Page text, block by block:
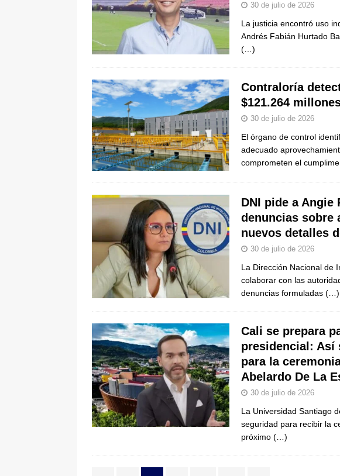
30 de julio de 2026
La justicia encontró uso
Andrés Fabián Hurtado
(…)
Contraloría
$121.264
30 de julio de 2026
El órgano de control
adecuado
comprometen el
DNI pide a Angie
denuncias sobre
nuevos detalles
30 de julio de 2026
La Dirección Nacional de
colaborar con las
denuncias formuladas (…)
Cali se prepara
presidencial: Así
para la
Abelardo De La
30 de julio de 2026
La Universidad Santiago
seguridad para recibir la
próximo (…)